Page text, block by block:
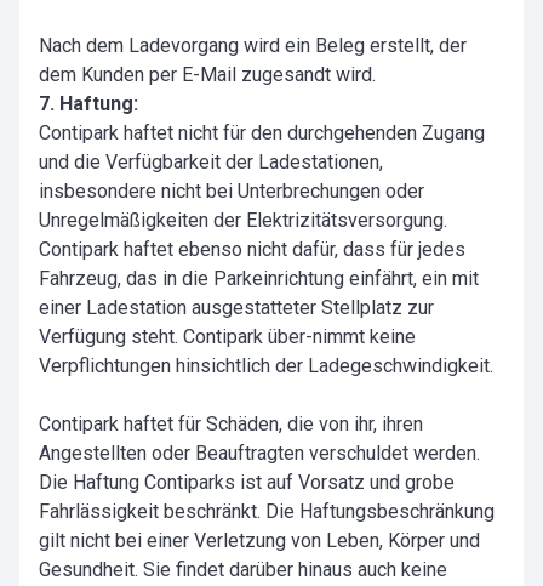
Nach dem Ladevorgang wird ein Beleg erstellt, der
dem Kunden per E-Mail zugesandt wird.
7. Haftung:
Contipark haftet nicht für den durchgehenden Zugang
und die Verfügbarkeit der Ladestationen,
insbesondere nicht bei Unterbrechungen oder
Unregelmäßigkeiten der Elektrizitätsversorgung.
Contipark haftet ebenso nicht dafür, dass für jedes
Fahrzeug, das in die Parkeinrichtung einfährt, ein mit
einer Ladestation ausgestatteter Stellplatz zur
Verfügung steht. Contipark über-nimmt keine
Verpflichtungen hinsichtlich der Ladegeschwindigkeit.
Contipark haftet für Schäden, die von ihr, ihren
Angestellten oder Beauftragten verschuldet werden.
Die Haftung Contiparks ist auf Vorsatz und grobe
Fahrlässigkeit beschränkt. Die Haftungsbeschränkung
gilt nicht bei einer Verletzung von Leben, Körper und
Gesundheit. Sie findet darüber hinaus auch keine